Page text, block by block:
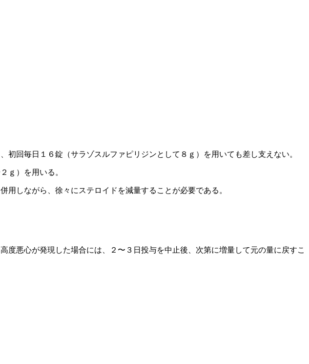
回毎日１６錠（サラゾスルファピリジンとして８ｇ）を用いても差し支えない。
ｇ）を用いる。
しながら、徐々にステロイドを減量することが必要である。
悪心が発現した場合には、２〜３日投与を中止後、次第に増量して元の量に戻すこ